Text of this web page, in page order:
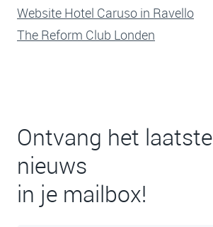
Website Hotel Caruso in Ravello
The Reform Club Londen
Ontvang het laatste
nieuws
in je mailbox!